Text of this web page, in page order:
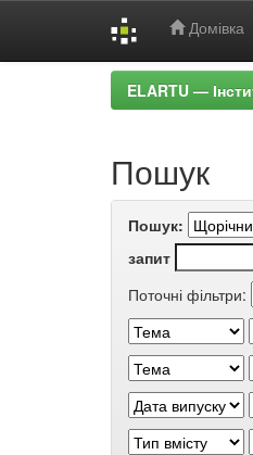
Домівка
ELARTU —
Пошук
Пошук:
запит
Поточні фільтри: